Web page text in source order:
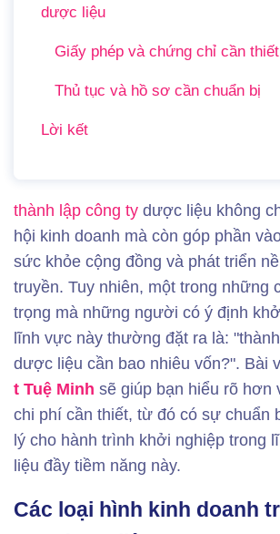
dược liệu
Giấy phép và chứng chỉ cần thiết
Thủ tục và hồ sơ cần chuẩn bị
Lời kết
thành lập công ty dược liệu không
hội kinh doanh mà còn góp phần
sức khỏe cộng đồng và phát triển
truyền. Tuy nhiên, một trong những
trọng mà những người có ý định
lĩnh vực này thường đặt ra là: "
dược liệu cần bao nhiêu vốn?". Bài
t Tuệ Minh sẽ giúp bạn hiểu rõ hơn
chi phí cần thiết, từ đó có sự chuẩn
lý cho hành trình khởi nghiệp trong
liệu đầy tiềm năng này.
Các loại hình kinh doanh